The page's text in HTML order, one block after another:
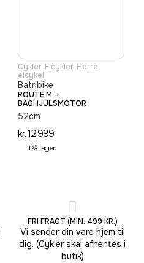
Cykler, Elcykler, Herre
elcykel
Batribike
ROUTE M –
BAGHJULSMOTOR
52cm
kr.12.999
På lager
FRI FRAGT (MIN. 499 KR.)
Vi sender din vare hjem til
dig. (Cykler skal afhentes i
butik)